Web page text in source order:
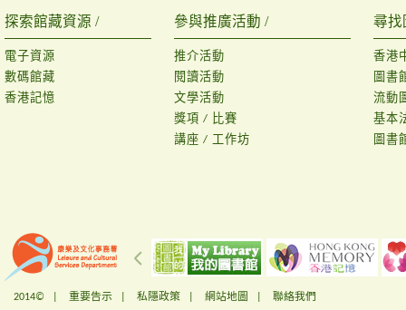
探索館藏資源 /
電子資源
數碼館藏
香港記憶
參與推廣活動 /
推介活動
閱讀活動
文學活動
獎項 / 比賽
講座 / 工作坊
尋找
香港
圖書
流動
基本
圖書
2014© | 重要告示 私隱政策 網站地圖 聯絡我們